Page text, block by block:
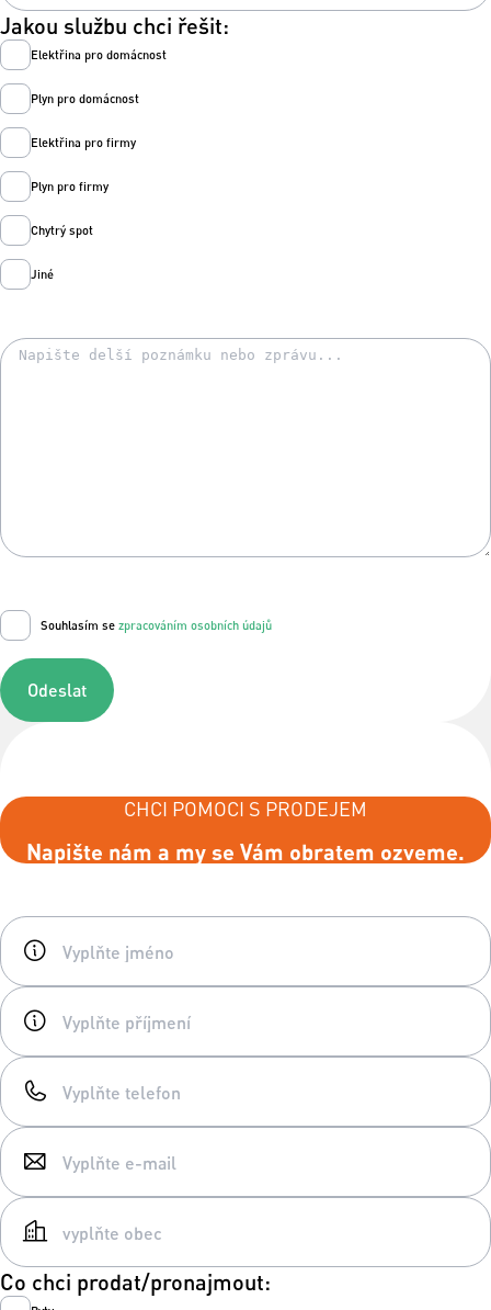
Jakou službu chci řešit:
Elektřina pro domácnost
Plyn pro domácnost
Elektřina pro firmy
Plyn pro firmy
Chytrý spot
Jiné
Souhlasím se zpracováním osobních údajů
Odeslat
CHCI POMOCI S PRODEJEM
Napište nám a my se Vám obratem ozveme.
Co chci prodat/pronajmout: